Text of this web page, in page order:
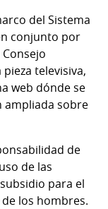
del Sistema
conjunto por
televisiva,
web dónde se
ampliada sobre
de
de las
para el
los hombres.